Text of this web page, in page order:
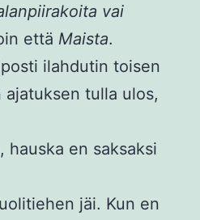
vai
että Maista.
ilahdutin toisen
ajatuksen tulla ulos,
hauska en saksaksi
jäi. Kun en